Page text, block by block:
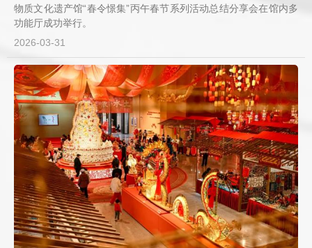
物质文化遗产馆“春令憬集”丙午春节系列活动总结分享会在馆内多
功能厅成功举行。
2026-03-31